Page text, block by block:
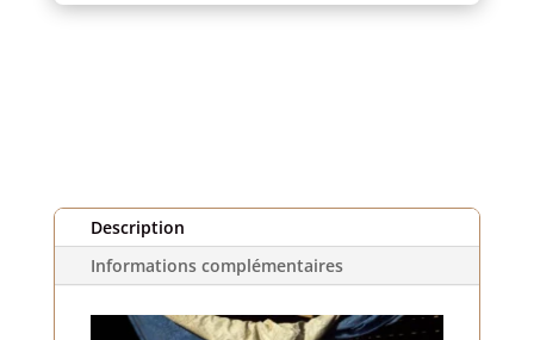
Description
Informations complémentaires